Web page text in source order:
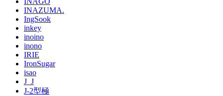
INAZUMA.
IngSook
inkey
inoino
inono
IRIE
IronSugar
isao
J_J
J-2型極